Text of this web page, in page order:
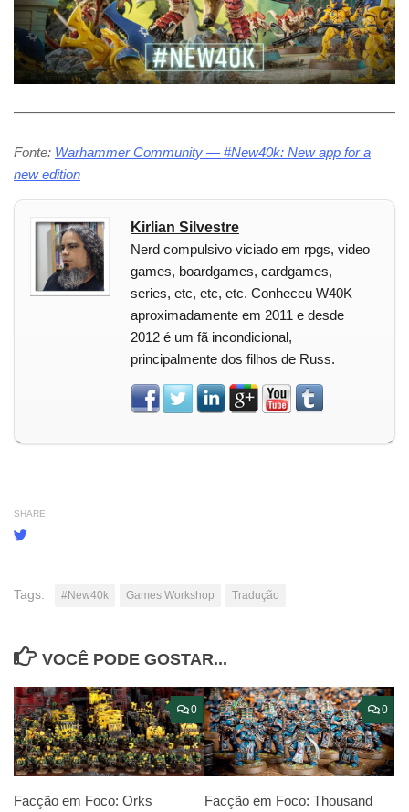
Fonte: Warhammer Community — #New40k: New app for a
new edition
Kirlian Silvestre
Nerd compulsivo viciado em rpgs, video
games, boardgames, cardgames,
series, etc, etc, etc. Conheceu W40K
aproximadamente em 2011 e desde
2012 é um fã incondicional,
principalmente dos filhos de Russ.
SHARE
Tags: #New40k Games Workshop Tradução
VOCÊ PODE GOSTAR...
0
Facção em Foco: Orks
0
Facção em Foco: Thousand